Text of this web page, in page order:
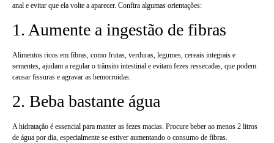
anal e evitar que ela volte a aparecer. Confira algumas orientações:
1. Aumente a ingestão de fibras
Alimentos ricos em fibras, como frutas, verduras, legumes, cereais integrais e
sementes, ajudam a regular o trânsito intestinal e evitam fezes ressecadas, que podem
causar fissuras e agravar as hemorroidas.
2. Beba bastante água
A hidratação é essencial para manter as fezes macias. Procure beber ao menos 2 litros
de água por dia, especialmente se estiver aumentando o consumo de fibras.